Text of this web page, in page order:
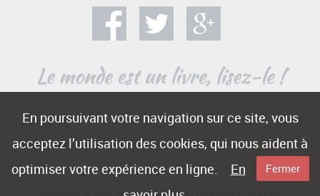
En poursuivant votre navigation sur ce site, vous
acceptez l’utilisation des cookies, qui nous aident à
optimiser votre expérience en ligne.
Fermer
En
A PROPOS
ContactMentions légalesPublicité